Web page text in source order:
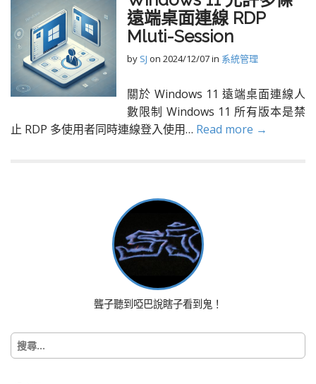
遠端桌面連線 RDP
Mluti-Session
by SJ on 2024/12/07in 系統管理
關於 Windows 11 遠端桌面連線人
數限制 Windows 11 所有版本是禁
止 RDP 多使用者同時連線登入使用… Read more →
聾子聽到啞巴說瞎子看到鬼！
搜
尋